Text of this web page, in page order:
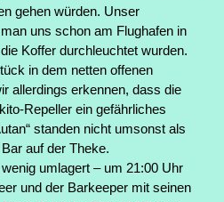
gehen würden. Unser
uns schon am Flughafen in
Koffer durchleuchtet wurden.
in dem netten offenen
allerdings erkennen, dass die
Repeller ein gefährliches
standen nicht umsonst als
auf der Theke.
umlagert – um 21:00 Uhr
und der Barkeeper mit seinen